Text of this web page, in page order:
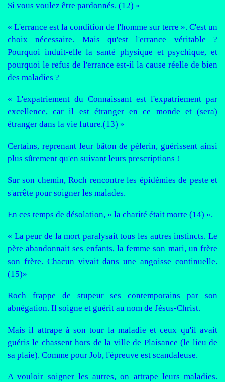
Si vous voulez être pardonnés. (12) »
« L'errance est la condition de l'homme sur terre ». C'est un
choix nécessaire. Mais qu'est l'errance véritable ?
Pourquoi induit-elle la santé physique et psychique, et
pourquoi le refus de l'errance est-il la cause réelle de bien
des maladies ?
« L'expatriement du Connaissant est l'expatriement par
excellence, car il est étranger en ce monde et (sera)
étranger dans la vie future.(13) »
Certains, reprenant leur bâton de pèlerin, guérissent ainsi
plus sûrement qu'en suivant leurs prescriptions !
Sur son chemin, Roch rencontre les épidémies de peste et
s'arrête pour soigner les malades.
En ces temps de désolation, « la charité était morte (14) ».
« La peur de la mort paralysait tous les autres instincts. Le
père abandonnait ses enfants, la femme son mari, un frère
son frère. Chacun vivait dans une angoisse continuelle.
(15)»
Roch frappe de stupeur ses contemporains par son
abnégation. Il soigne et guérit au nom de Jésus-Christ.
Mais il attrape à son tour la maladie et ceux qu'il avait
guéris le chassent hors de la ville de Plaisance (le lieu de
sa plaie). Comme pour Job, l'épreuve est scandaleuse.
A vouloir soigner les autres, on attrape leurs maladies.